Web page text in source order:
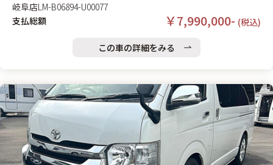
岐阜店LM-B06894-U00077
支払総額
￥7,990,000- (税込)
この車の詳細をみる